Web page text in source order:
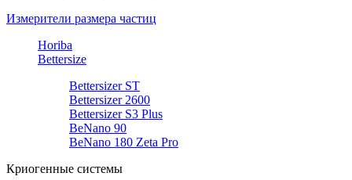
Измерители размера частиц
Horiba
Bettersize
Bettersizer ST
Bettersizer 2600
Bettersizer S3 Plus
BeNano 90
BeNano 180 Zeta Pro
Криогенные системы